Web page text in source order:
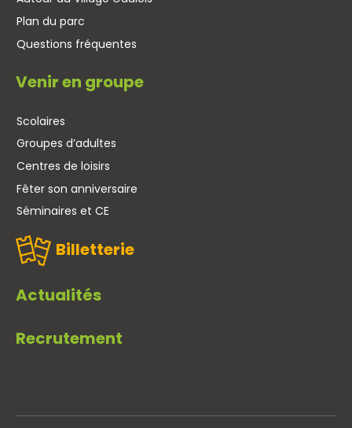
Plan du parc
Questions fréquentes
Venir en groupe
Scolaires
Groupes d’adultes
Centres de loisirs
Fêter son anniversaire
Séminaires et CE
Billetterie
Actualités
Recrutement